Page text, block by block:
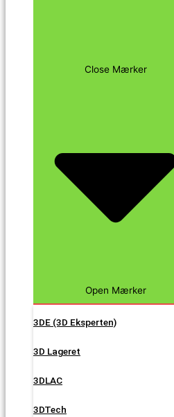
Close Mærker
Open Mærker
3DE (3D Eksperten)
3D Lageret
3DLAC
3DTech